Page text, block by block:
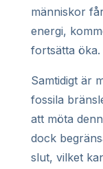
människor
energi,
fortsätta öka.
Samtidigt är
fossila
att möta
dock
slut, vilket